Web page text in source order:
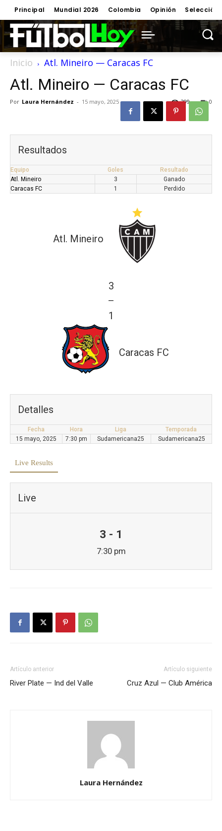
Principal Mundial 2026 Colombia Opinión Selección
Inicio Atl. Mineiro — Caracas FC
Atl. Mineiro — Caracas FC
Por Laura Hernández - 15 mayo, 2025 0
299
Resultados
Equipo Goles
Resultado
Atl. Mineiro
3
Ganado
Caracas FC
1 Perdido
Atl. Mineiro
3
—
1
Caracas FC
Detalles
Fecha Hora Liga
Temporada
15 mayo, 2025
7:30 pm Sudamericana25 Sudamericana25
Live Results
Live
3 - 1
7:30 pm
Artículo anterior
River Plate — Ind del Valle
Artículo siguiente
Cruz Azul — Club América
Laura Hernández